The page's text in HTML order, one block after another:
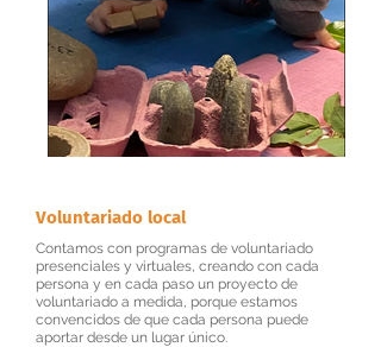
Voluntariado local
Contamos con programas de voluntariado
presenciales y virtuales, creando con cada
persona y en cada paso un proyecto de
voluntariado a medida, porque estamos
convencidos de que cada persona puede
aportar desde un lugar único.